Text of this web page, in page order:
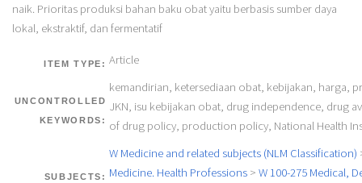
naik. Prioritas produksi bahan baku obat yaitu berbasis sumber daya
lokal, ekstraktif, dan fermentatif
ITEM TYPE: Article
UNCONTROLLED
KEYWORDS:
kemandirian, ketersediaan obat, kebijakan, harga,
JKN, isu kebijakan obat, drug independence, drug
of drug policy, production policy, National Health
SUBJECTS:
W Medicine and related subjects (NLM Classification)
Medicine. Health Professions> W 100-275 Medical,